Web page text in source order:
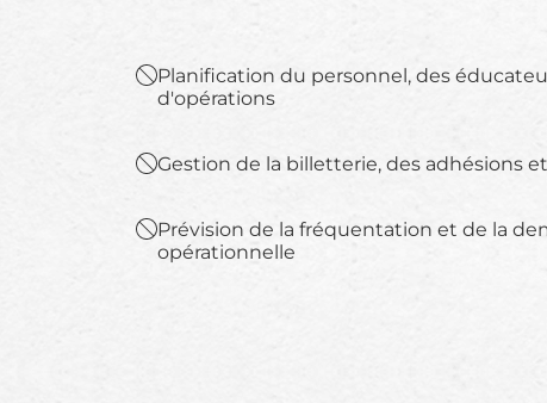
Planification du personnel, des
d'opérations
Gestion de la billetterie, des adhésions
Prévision de la fréquentation et de la
opérationnelle